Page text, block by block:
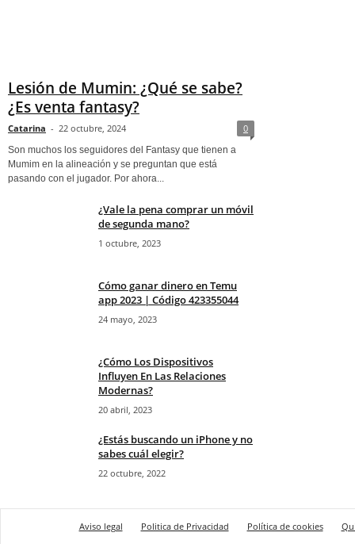
Lesión de Mumin: ¿Qué se sabe?
¿Es venta fantasy?
Catarina - 22 octubre, 2024 0
Son muchos los seguidores del Fantasy que tienen a
Mumim en la alineación y se preguntan que está
pasando con el jugador. Por ahora...
¿Vale la pena comprar un móvil
de segunda mano?
1 octubre, 2023
Cómo ganar dinero en Temu
app 2023 | Código 423355044
24 mayo, 2023
¿Cómo Los Dispositivos
Influyen En Las Relaciones
Modernas?
20 abril, 2023
¿Estás buscando un iPhone y no
sabes cuál elegir?
22 octubre, 2022
Aviso legal Politica de Privacidad Política de cookies